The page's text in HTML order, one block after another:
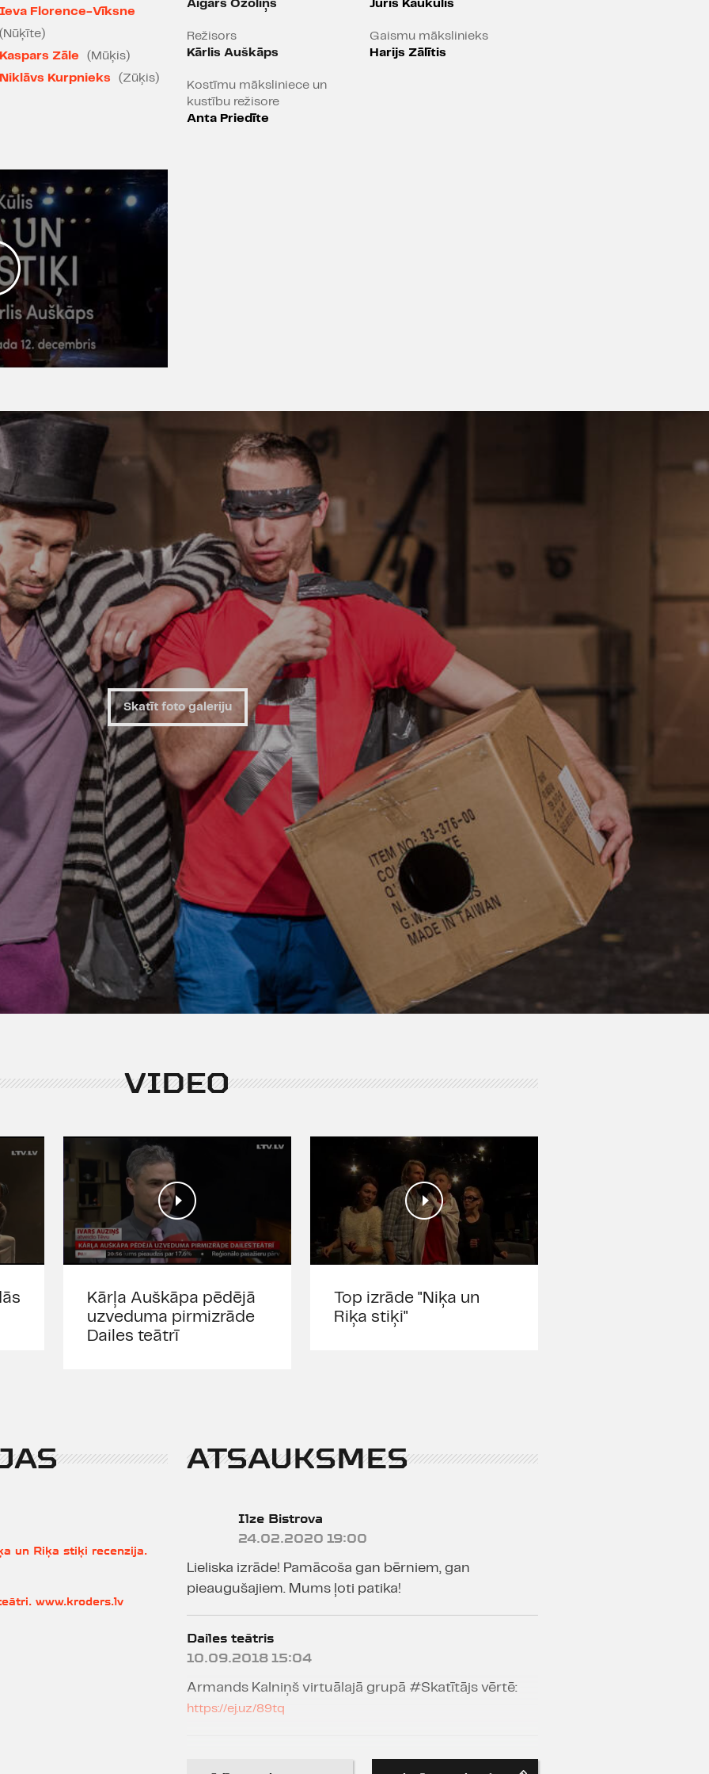
izrunāts.
Stāsts par rūķu dzīvi mīļiem maziņiem, nebēdnīgiem
vidējiem un prātīgiem lieliem skatītājiem pirmsskolas
un skolas sākuma vecumā.
Stroboskops
Ieva Florence-Vīksne
(Nūķīte)
Kaspars Zāle
(Mūķis)
Niklāvs Kurpnieks
(Zūķis)
Aigars Ozoliņš
Režisors
Kārlis Auškāps
Kostīmu māksliniece un
kustību režisore
Anta Priedīte
Juris Kaukulis
Gaismu mākslinieks
Harijs Zālītis
Skatīt foto galeriju
VIDEO
Kārļa Auškāpa pēdējā
uzveduma pirmizrāde
Dailes teātrī
Top izrāde "Niķa un
Riķa stiķi"
un Riķa stiķi recenzija.
www.kroders.lv
ATSAUKSMES
Ilze Bistrova
24.02.2020 19:00
Lieliska izrāde! Pamācoša gan bērniem, gan
pieaugušajiem. Mums ļoti patika!
Dailes teātris
10.09.2018 15:04
Armands Kalniņš virtuālajā grupā #Skatītājs vērtē:
https://ej.uz/89tq